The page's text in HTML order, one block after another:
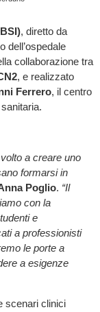
, diretto da
dell’ospedale
collaborazione tra
, e realizzato
Ferrero, il centro
a creare uno
formarsi in
Poglio. “Il
con la
e
a professionisti
le porte a
a esigenze
scenari clinici